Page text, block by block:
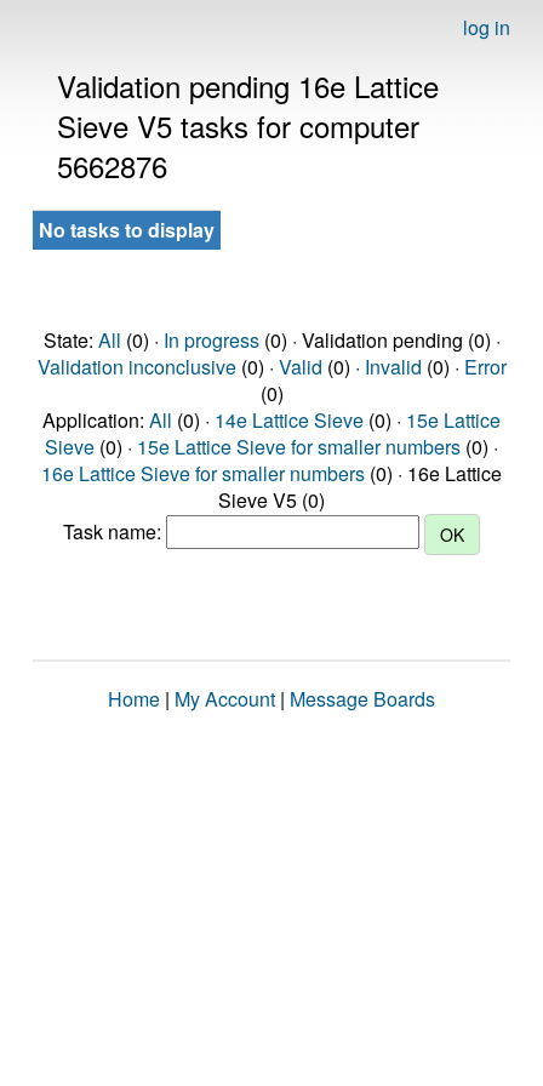
log in
Validation pending 16e Lattice
Sieve V5 tasks for computer
5662876
No tasks to display
State: All (0) · In progress(0) · Validation pending (0) ·
Validation inconclusive(0) · Valid (0) · Invalid (0) · Error
(0)
Application: All (0) · 14e Lattice Sieve (0) · 15e Lattice
Sieve (0) · 15e Lattice Sieve for smaller numbers (0) ·
16e Lattice Sieve for smaller numbers (0) · 16e Lattice
Sieve V5 (0)
Task name:
Home | My Account | Message Boards